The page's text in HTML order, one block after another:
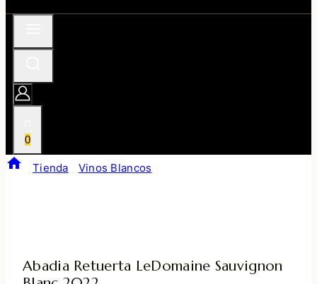
0
Tienda Vinos Blancos
Abadia Retuerta LeDomaine Sauvignon